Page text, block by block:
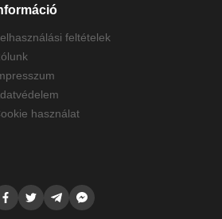
feltételek
használat